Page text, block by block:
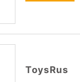
ToysRus